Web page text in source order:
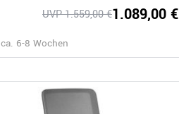
1.089,00 €
UVP 1.559,00 €
ca. 6-8 Wochen